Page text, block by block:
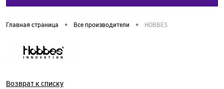
Главная страница • Все производители • HOBBES
Возврат к списку